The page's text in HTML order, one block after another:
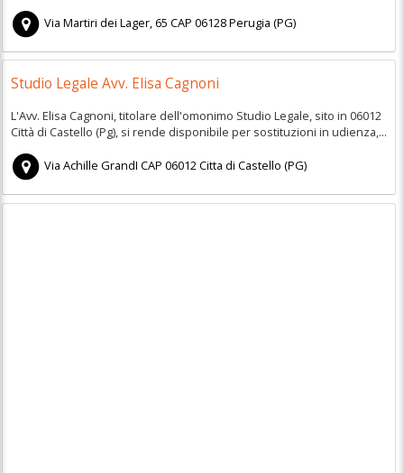
Via Martiri dei Lager, 65 CAP06128Perugia (PG)
Studio Legale Avv. Elisa Cagnoni
L'Avv. Elisa Cagnoni, titolare dell'omonimo Studio Legale, sito in 06012
Città di Castello (Pg), si rende disponibile per sostituzioni in udienza,...
Via Achille GrandI CAP06012Citta di Castello (PG)